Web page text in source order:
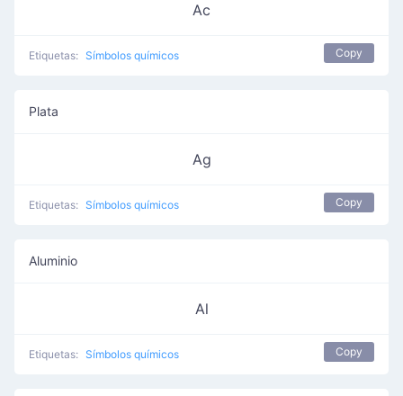
Ac
Etiquetas: Símbolos químicos Copy
Plata
Ag
Etiquetas: Símbolos químicos Copy
Aluminio
Al
Etiquetas: Símbolos químicos Copy